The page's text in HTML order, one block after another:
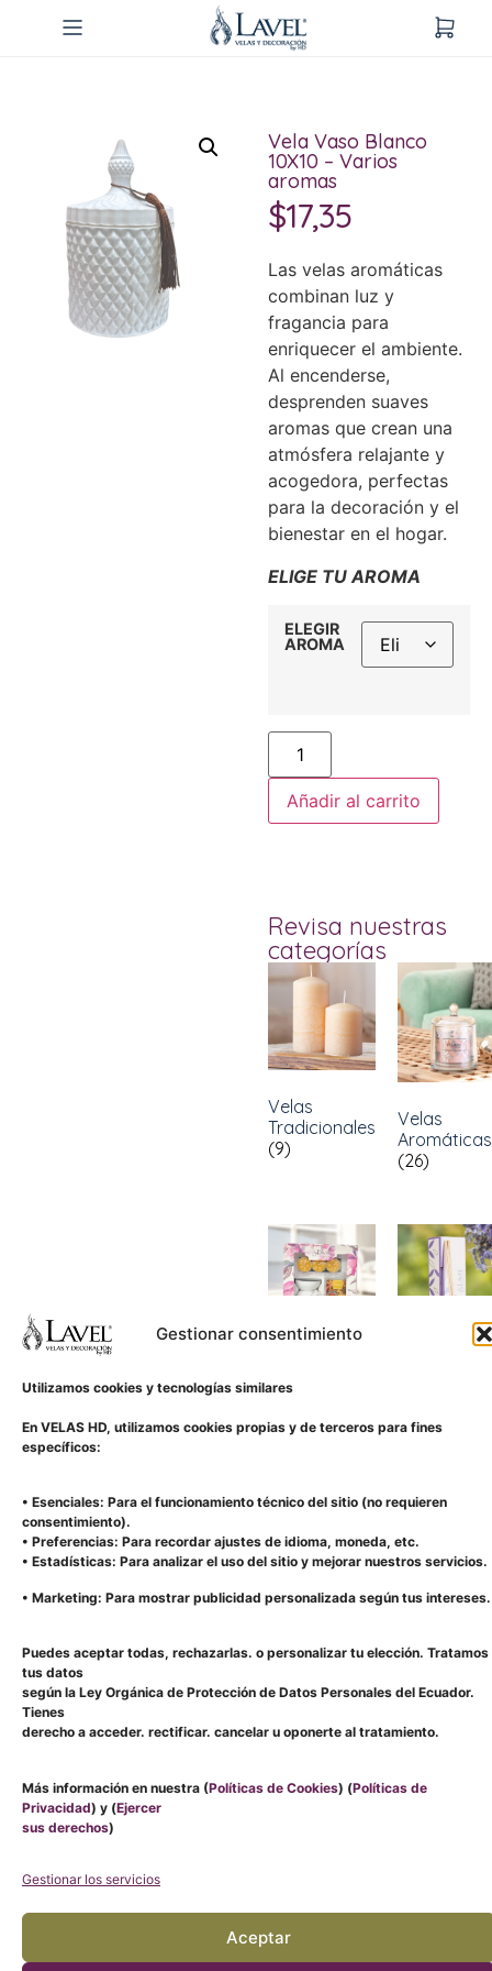
Gestionar consentimiento
Utilizamos cookies y tecnologías similares
En VELAS HD, utilizamos cookies propias y de terceros para fines
específicos:
• Esenciales: Para el funcionamiento técnico del sitio (no requieren
consentimiento).
• Preferencias: Para recordar ajustes de idioma, moneda, etc.
• Estadísticas: Para analizar el uso del sitio y mejorar nuestros servicios.
• Marketing: Para mostrar publicidad personalizada según tus intereses.
Puedes aceptar todas, rechazarlas. o personalizar tu elección. Tratamos
tus datos
según la Ley Orgánica de Protección de Datos Personales del Ecuador.
Tienes
derecho a acceder. rectificar. cancelar u oponerte al tratamiento.
Más información en nuestra (Políticas de Cookies) (Políticas de
Privacidad) y (Ejercer
sus derechos)
Gestionar los servicios
Aceptar
Vela Vaso Blanco
10X10 – Varios
aromas
$17,35
Las velas aromáticas
combinan luz y
fragancia para
enriquecer el ambiente.
Al encenderse,
desprenden suaves
aromas que crean una
atmósfera relajante y
acogedora, perfectas
para la decoración y el
bienestar en el hogar.
ELIGE TU AROMA
ELEGIR
AROMA
Añadir al carrito
Revisa nuestras
categorías
Velas
Tradicionales
(9)
Velas
Aromáticas
(26)
LOCALES
CUENCA:
MALL
BAJO
LA
ZONA
BANCARIA
CATEGORIAS
VELAS
TRADICIONALES
AROMATIZANTES
ACCESORIOS
MENU
TIENDA
BLOG
LAVEL
CONTACTO
RECIBE NOVEDADES Y PROMOCIONES
EMAIL